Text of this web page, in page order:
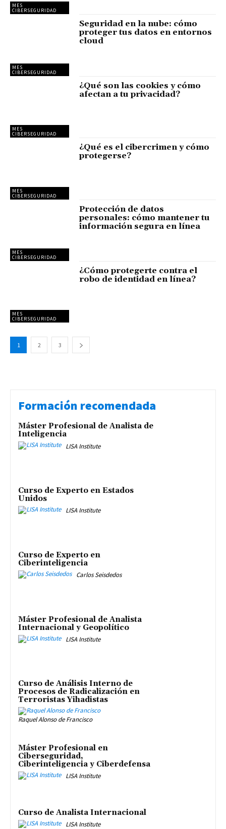
MES
CIBERSEGURIDAD
MES
CIBERSEGURIDAD
Seguridad en la nube: cómo
proteger tus datos en entornos
cloud
MES
CIBERSEGURIDAD
¿Qué son las cookies y cómo
afectan a tu privacidad?
MES
CIBERSEGURIDAD
¿Qué es el cibercrimen y cómo
protegerse?
MES
CIBERSEGURIDAD
Protección de datos
personales: cómo mantener tu
información segura en línea
MES
CIBERSEGURIDAD
¿Cómo protegerte contra el
robo de identidad en línea?
1 2 3
Formación recomendada
Máster Profesional de Analista de
Inteligencia
LISA Institute
Curso de Experto en Estados
Unidos
LISA Institute
Curso de Experto en
Ciberinteligencia
Carlos Seisdedos
Máster Profesional de Analista
Internacional y Geopolítico
LISA Institute
Curso de Análisis Interno de
Procesos de Radicalización en
Terroristas Yihadistas
Raquel Alonso de Francisco
Máster Profesional en
Ciberseguridad,
Ciberinteligencia y Ciberdefensa
LISA Institute
Curso de Analista Internacional
LISA Institute